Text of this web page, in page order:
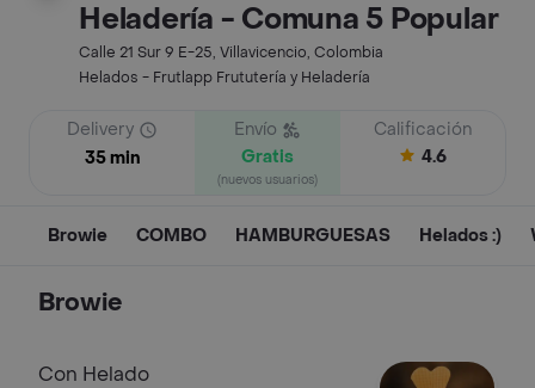
Heladería - Comuna 5 Popular
Calle 21 Sur 9 E-25, Villavicencio, Colombia
Helados - Frutlapp Frututería y Heladería
Delivery
35 min
Envío
Gratis
(nuevos usuarios)
Calificación
4.6
Browie COMBO HAMBURGUESAS Helados :)
Browie
Con Helado